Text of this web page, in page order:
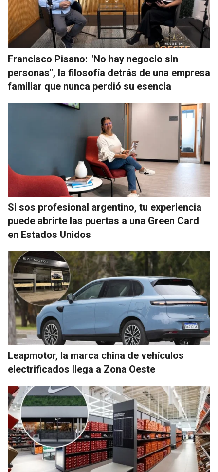
Francisco Pisano: "No hay negocio sin
personas", la filosofía detrás de una empresa
familiar que nunca perdió su esencia
Si sos profesional argentino, tu experiencia
puede abrirte las puertas a una Green Card
en Estados Unidos
Leapmotor, la marca china de vehículos
electrificados llega a Zona Oeste